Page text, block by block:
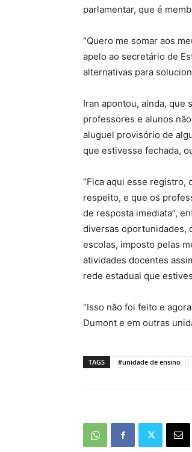
parlamentar, que é
“Quero me somar aos
apelo ao secretário de
alternativas para
Iran apontou, ainda, que
professores e alunos
aluguel provisório de
que estivesse fechada,
“Fica aqui esse registro,
respeito, e que os
de resposta imediata”,
diversas oportunidades,
escolas, imposto pelas
atividades docentes
rede estadual que
“Isso não foi feito e
Dumont e em outras
TAGS #unidade de ensino